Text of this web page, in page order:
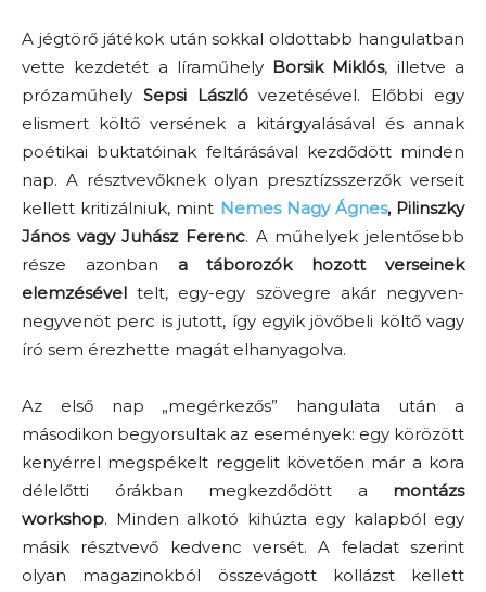
A jégtörő játékok után sokkal oldottabb hangulatban
vette kezdetét a líraműhely Borsik Miklós, illetve a
prózaműhely Sepsi Lászlóvezetésével. Előbbi egy
elismert költő versének a kitárgyalásával és annak
poétikai buktatóinak feltárásával kezdődött minden
nap. A résztvevőknek olyan presztízsszerzők verseit
kellett kritizálniuk, mint Nemes Nagy Ágnes, Pilinszky
János vagy Juhász Ferenc. A műhelyek jelentősebb
része azonban a táborozók hozott verseinek
elemzésével telt, egy-egy szövegre akár negyven-
negyvenöt perc is jutott, így egyik jövőbeli költő vagy
író sem érezhette magát elhanyagolva.
Az első nap „megérkezős” hangulata után a
másodikon begyorsultak az események: egy körözött
kenyérrel megspékelt reggelit követően már a kora
délelőtti órákban megkezdődött a montázs
workshop. Minden alkotó kihúzta egy kalapból egy
másik résztvevő kedvenc versét. A feladat szerint
olyan magazinokból összevágott kollázst kellett